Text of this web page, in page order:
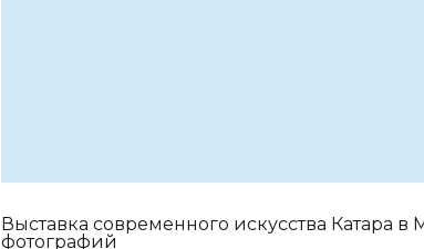
Выставка современного искусства Катара в
фотографий